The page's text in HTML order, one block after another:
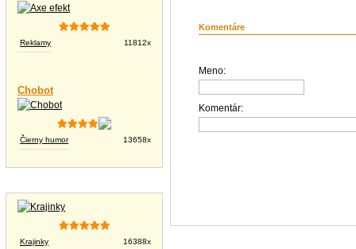
Reklamy 11812x
Chobot
Čierny humor 13658x
Krajinky 16388x
Komentáre
Meno:
Komentár: